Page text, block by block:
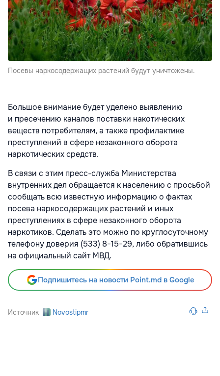
Посевы наркосодержащих растений будут уничтожены.
Большое внимание будет уделено выявлению
и пресечению каналов поставки накотических
веществ потребителям, а также профилактике
преступлений в сфере незаконного оборота
наркотических средств.
В связи с этим пресс-служба Министерства
внутренних дел обращается к населению с просьбой
сообщать всю известную информацию о фактах
посева наркосодержащих растений и иных
преступлениях в сфере незаконного оборота
наркотиков. Сделать это можно по круглосуточному
телефону доверия (533) 8−15−29, либо обратившись
на официальный сайт МВД.
Подпишитесь на новости Point.md в Google
Источник Novostipmr